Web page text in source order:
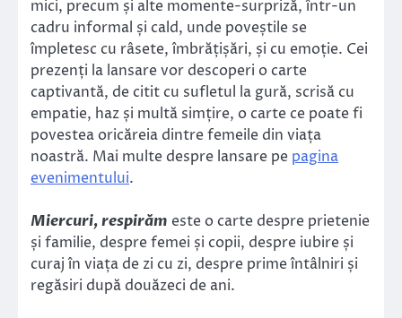
mici, precum și alte momente-surpriză, într-un
cadru informal și cald, unde poveștile se
împletesc cu râsete, îmbrățișări, și cu emoție. Cei
prezenți la lansare vor descoperi o carte
captivantă, de citit cu sufletul la gură, scrisă cu
empatie, haz și multă simțire, o carte ce poate fi
povestea oricăreia dintre femeile din viața
noastră. Mai multe despre lansare pe pagina
evenimentului.
Miercuri, respirăm este o carte despre prietenie
și familie, despre femei și copii, despre iubire și
curaj în viața de zi cu zi, despre prime întâlniri și
regăsiri după douăzeci de ani.